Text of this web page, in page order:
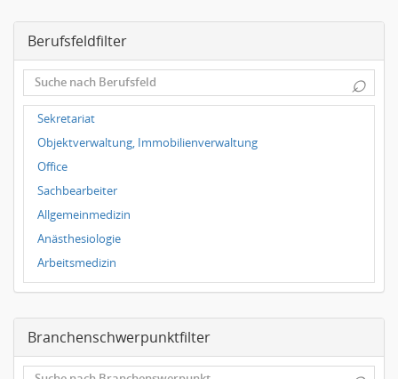
Leipzig
Dortmund
Wuppertal
Hallbergmoos
Würzburg
Grünwald
Ulm
Bielefeld
Hannover
Duisburg
Berufsfeldfilter
⌕
Sekretariat
Objektverwaltung, Immobilienverwaltung
Office
Sachbearbeiter
Allgemeinmedizin
Anästhesiologie
Arbeitsmedizin
Augenheilkunde
Frauenheilkunde, Geburtshilfe
Hals-Nasen-Ohrenheilkunde
Branchenschwerpunktfilter